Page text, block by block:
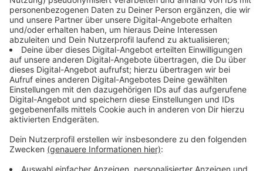
fehlten das Fell, der Kopf und die Organe. Das zweite
Reh wurde am selben Abend am Hülser Bruch
zwischen Langen Dyck und Flöthbach gefunden. Das
Tier hatte eine Schusswunde. Schon Anfang Juli und
Juni wurden in Krefeld zwei tote Rehe gefunden.
Anzeige